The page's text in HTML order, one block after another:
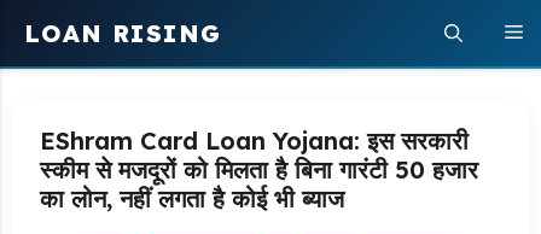
content
LOAN RISING
EShram Card Loan Yojana: इस सरकारी
स्कीम से मजदूरों को मिलता है बिना गारंटी 50 हजार
का लोन, नहीं लगता है कोई भी ब्याज